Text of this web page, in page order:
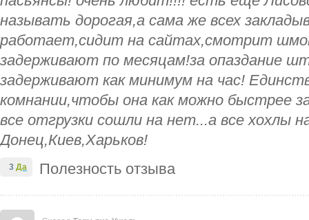
называть дорогая,а сама же всех
работает,сидит на сайтах,смотрит
задерживают по месяцам!за опаздание
задерживают как минимум на час!
комнании,чтобы она как можно быстрее
все отгрузки сошли на нет...а все хохлы
Донец,Киев,Харьков!
Полезность отзыва
3 Да